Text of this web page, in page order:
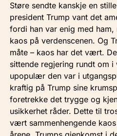
Støre sendte kanskje en
president Trump vant det
fordi han var enig med
kaos på verdenscenen. Og
måte – kaos har det vært.
sittende regjering rundt om i
upopulær den var i
kraftig på Trump sine
foretrekke det trygge og
usikkerhet råder. Dette til
vært sammenhengende